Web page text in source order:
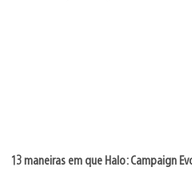
13 maneiras em que Halo: Campaign